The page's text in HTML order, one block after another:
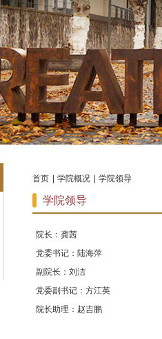
首页 学院概况 学院领导
学院领导
院长：龚茜
党委书记：陆海萍
副院长：刘洁
党委副书记：方江英
院长助理：赵吉鹏